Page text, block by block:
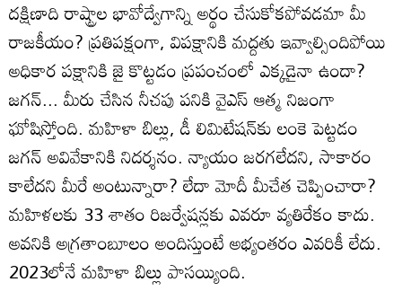
దక్షిణాది రాష్ట్రాల భావోద్వేగాన్ని అర్థం చేసుకోకపోవడమా మీ
రాజకీయం? ప్రతిపక్షంగా, విపక్షానికి మద్దతు ఇవ్వాల్సిందిపోయి
అధికార పక్షానికి జై కొట్టడం ప్రపంచంలో ఎక్కడైనా ఉందా?
జగన్‌... మీరు చేసిన నీచపు పనికి వైఎస్‌ ఆత్మ నిజంగా
ఘోషిస్తోంది. మహిళా బిల్లు, డీ లిమిటేషన్‌కు లంకె పెట్టడం
జగన్‌ అవివేకానికి నిదర్శనం. న్యాయం జరగలేదని, సాకారం
కాలేదని మీరే అంటున్నారా? లేదా మోదీ మీచేత చెప్పించారా?
మహిళలకు 33 శాతం రిజర్వేషన్లకు ఎవరూ వ్యతిరేకం కాదు.
అవనికి అగ్రతాంబూలం అందిస్తుంటే అభ్యంతరం ఎవరికీ లేదు.
2023లోనే మహిళా బిల్లు పాసయ్యింది.